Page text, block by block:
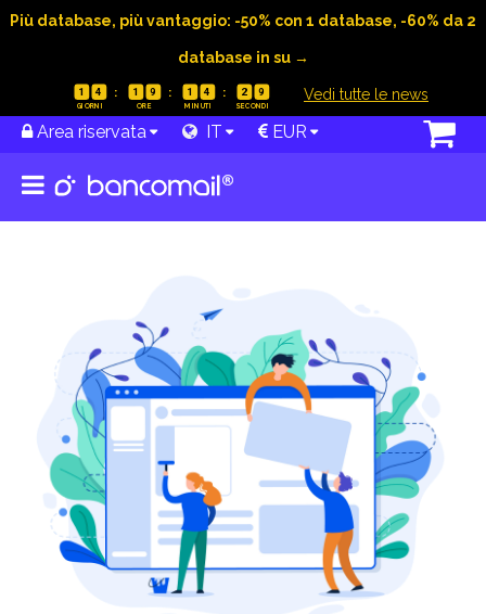
Più database, più vantaggio: -50% con 1 database, -60% da 2
database in su →
1 4 1 9 1 4 2 9 Vedi tutte le news
Area riservata IT EUR